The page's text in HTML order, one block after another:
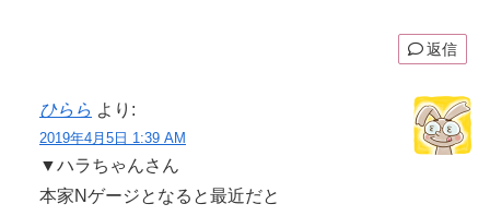
返信
ひらら より:
2019年4月5日 1:39 AM
▼ハラちゃんさん
本家Nゲージとなると最近だと